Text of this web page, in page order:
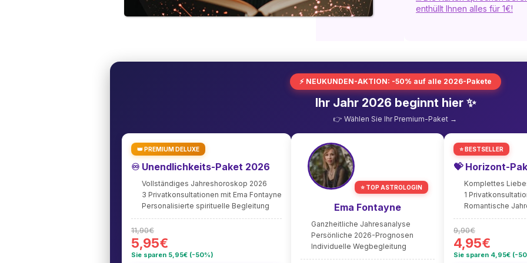
enthüllt Ihnen alles für 1€!
⚡ NEUKUNDEN-AKTION: -50% auf alle 2026-Pakete
Ihr Jahr 2026 beginnt hier ✨
👉 Wählen Sie Ihr Premium-Paket →
👑 PREMIUM DELUXE
♾️ Unendlichkeits-Paket 2026
Vollständiges Jahreshoroskop 2026
3 Privatkonsultationen mit Ema Fontayne
Personalisierte spirituelle Begleitung
11,90€
5,95€
Sie sparen 5,95€ (-50%)
⭐ TOP ASTROLOGIN
Ema Fontayne
Ganzheitliche Jahresanalyse
Persönliche 2026-Prognosen
Individuelle Wegbegleitung
⭐ BESTSELLER
💝 Horizont-
Komplettes
1
Romantische
9,90€
4,95€
Sie sparen 4,95€ (-